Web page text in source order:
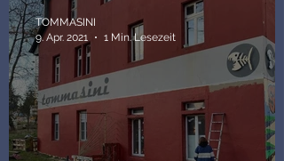
TOMMASINI
9. Apr. 2021
1 Min. Lesezeit